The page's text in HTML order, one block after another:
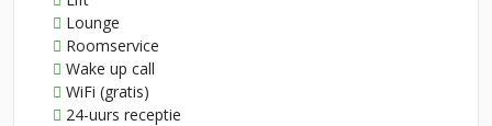
Lounge
Roomservice
Wake up call
WiFi (gratis)
24-uurs receptie